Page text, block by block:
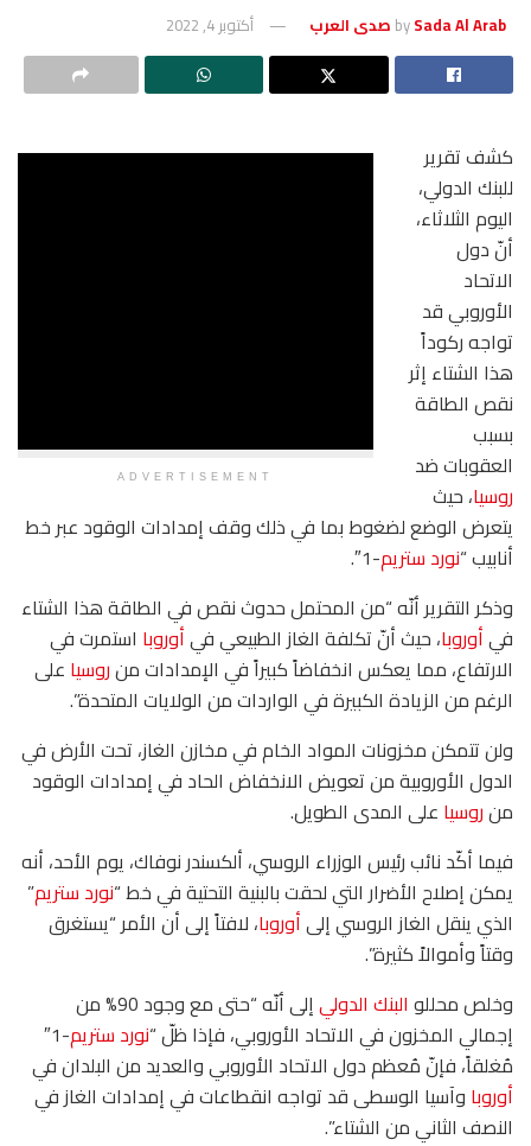
bySada Al Arab صدى العرب أكتوبر 4, 2022
ADVERTISEMENT
كشف تقرير
للبنك الدولي،
اليوم الثلاثاء،
أنّ دول
الاتحاد
الأوروبي قد
تواجه ركوداً
هذا الشتاء إثر
نقص الطاقة
بسبب
العقوبات ضد
روسيا، حيث
يتعرض الوضع لضغوط بما في ذلك وقف إمدادات الوقود عبر خط
أنابيب “نورد ستريم-1″.
وذكر التقرير أنّه “من المحتمل حدوث نقص في الطاقة هذا الشتاء
فيأوروبا، حيث أنّ تكلفة الغاز الطبيعي فيأوروبا استمرت في
الارتفاع، مما يعكس انخفاضاً كبيراً في الإمدادات منروسيا على
الرغم من الزيادة الكبيرة في الواردات من الولايات المتحدة”.
ولن تتمكن مخزونات المواد الخام في مخازن الغاز، تحت الأرض في
الدول الأوروبية من تعويض الانخفاض الحاد في إمدادات الوقود
منروسيا على المدى الطويل.
فيما أكّد نائب رئيس الوزراء الروسي، ألكسندر نوفاك، يوم الأحد، أنه
يمكن إصلاح الأضرار التي لحقت بالبنية التحتية في خط “نورد ستريم”
الذي ينقل الغاز الروسي إلىأوروبا، لافتاً إلى أن الأمر “يستغرق
وقتاً وأموالاً كثيرة”.
وخلص محللو البنك الدولي
إلى أنّه “حتى مع وجود 90% من
إجمالي المخزون في الاتحاد الأوروبي، فإذا ظلّ “نورد ستريم -1″
مُغلقاً، فإنّ مُعظم دول الاتحاد الأوروبي والعديد من البلدان في
أوروبا وآسيا الوسطى قد تواجه انقطاعات في إمدادات الغاز في
النصف الثاني من الشتاء”.